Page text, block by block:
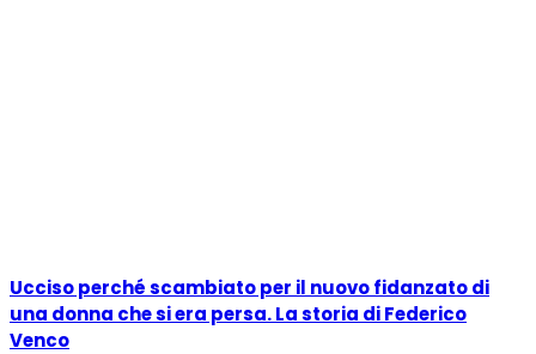
Ucciso perché scambiato per il nuovo fidanzato di
una donna che si era persa. La storia di Federico
Venco